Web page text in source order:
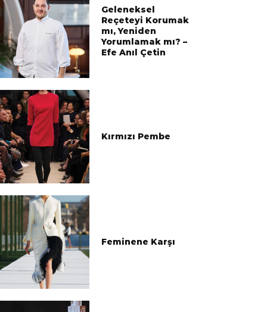
Geleneksel
Reçeteyi Korumak
mı, Yeniden
Yorumlamak mı? –
Efe Anıl Çetin
Kırmızı Pembe
Feminene Karşı